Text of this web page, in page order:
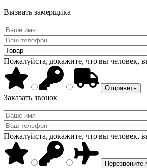
Вызвать замерщика
Пожалуйста, докажите, что вы человек,
Заказать звонок
Пожалуйста, докажите, что вы человек,